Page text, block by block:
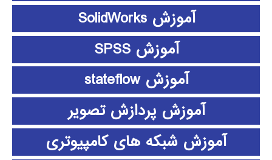
آموزش SolidWorks
آموزش SPSS
آموزش stateflow
آموزش پردازش تصویر
آموزش شبکه های کامپیوتری